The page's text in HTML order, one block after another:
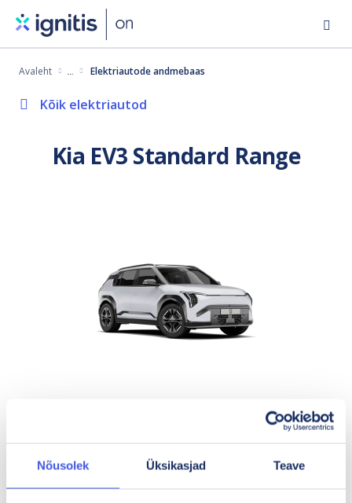
Nõusolek Üksikasjad Teave
Skip
content
Avaleht Elektriautode andmebaas
Kõik elektriautod
Kia EV3 Standard Range